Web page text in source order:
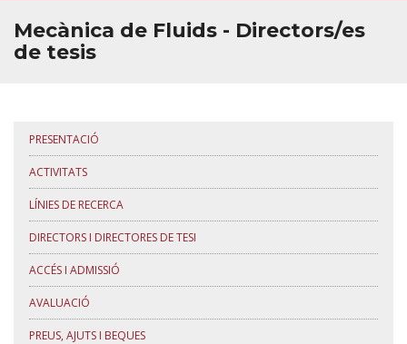
Mecànica de Fluids - Directors/es
de tesis
PRESENTACIÓ
ACTIVITATS
LÍNIES DE RECERCA
DIRECTORS I DIRECTORES DE TESI
ACCÉS I ADMISSIÓ
AVALUACIÓ
PREUS, AJUTS I BEQUES